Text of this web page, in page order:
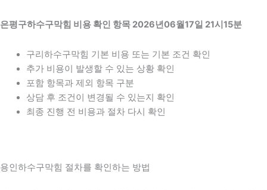
은평구하수구막힘 비용 확인 항목 2026년06월17일 21시15분
구리하수구막힘 기본 비용 또는 기본 조건 확인
추가 비용이 발생할 수 있는 상황 확인
포함 항목과 제외 항목 구분
상담 후 조건이 변경될 수 있는지 확인
최종 진행 전 비용과 절차 다시 확인
용인하수구막힘 절차를 확인하는 방법